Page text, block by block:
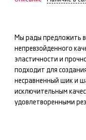
Мы рады предложить
непревзойденного
эластичности и
подходит для
несравненный шик и
исключительным
удовлетворенными